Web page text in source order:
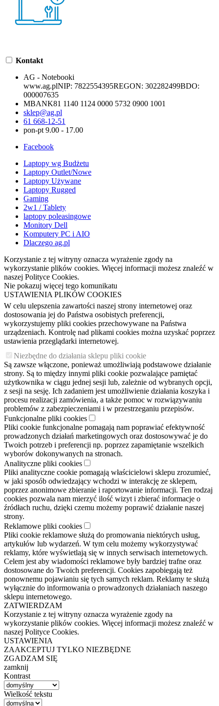
Kontakt
AG - Notebooki
www.ag.plNIP: 7822554395REGON: 302282499BDO:
000007635
MBANK81 1140 1124 0000 5732 0900 1001
sklep@ag.pl
61 668-12-51
pon-pt 9.00 - 17.00
Facebook
Laptopy wg Budżetu
Laptopy Outlet/Nowe
Laptopy Używane
Laptopy Rugged
Gaming
2w1 / Tablety
laptopy poleasingowe
Monitory Dell
Komputery PC i AIO
Dlaczego ag.pl
Korzystanie z tej witryny oznacza wyrażenie zgody na
wykorzystanie plików cookies. Więcej informacji możesz znaleźć w
naszej Polityce Cookies.
Nie pokazuj więcej tego komunikatu
USTAWIENIA PLIKÓW COOKIES
W celu ulepszenia zawartości naszej strony internetowej oraz
dostosowania jej do Państwa osobistych preferencji,
wykorzystujemy pliki cookies przechowywane na Państwa
urządzeniach. Kontrolę nad plikami cookies można uzyskać poprzez
ustawienia przeglądarki internetowej.
Niezbędne do działania sklepu pliki cookie
Są zawsze włączone, ponieważ umożliwiają podstawowe działanie
strony. Są to między innymi pliki cookie pozwalające pamiętać
użytkownika w ciągu jednej sesji lub, zależnie od wybranych opcji,
z sesji na sesję. Ich zadaniem jest umożliwienie działania koszyka i
procesu realizacji zamówienia, a także pomoc w rozwiązywaniu
problemów z zabezpieczeniami i w przestrzeganiu przepisów.
Funkcjonalne pliki cookies
Pliki cookie funkcjonalne pomagają nam poprawiać efektywność
prowadzonych działań marketingowych oraz dostosowywać je do
Twoich potrzeb i preferencji np. poprzez zapamiętanie wszelkich
wyborów dokonywanych na stronach.
Analityczne pliki cookies
Pliki analityczne cookie pomagają właścicielowi sklepu zrozumieć,
w jaki sposób odwiedzający wchodzi w interakcję ze sklepem,
poprzez anonimowe zbieranie i raportowanie informacji. Ten rodzaj
cookies pozwala nam mierzyć ilość wizyt i zbierać informacje o
źródłach ruchu, dzięki czemu możemy poprawić działanie naszej
strony.
Reklamowe pliki cookies
Pliki cookie reklamowe służą do promowania niektórych usług,
artykułów lub wydarzeń. W tym celu możemy wykorzystywać
reklamy, które wyświetlają się w innych serwisach internetowych.
Celem jest aby wiadomości reklamowe były bardziej trafne oraz
dostosowane do Twoich preferencji. Cookies zapobiegają też
ponownemu pojawianiu się tych samych reklam. Reklamy te służą
wyłącznie do informowania o prowadzonych działaniach naszego
sklepu internetowego.
ZATWIERDZAM
Korzystanie z tej witryny oznacza wyrażenie zgody na
wykorzystanie plików cookies. Więcej informacji możesz znaleźć w
naszej Polityce Cookies.
USTAWIENIA
ZAAKCEPTUJ TYLKO NIEZBĘDNE
ZGADZAM SIĘ
zamknij
Kontrast
Wielkość tekstu